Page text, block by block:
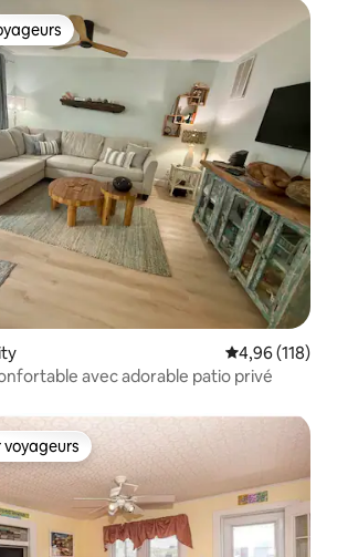
Note
4,96 (118)
avec adorable patio privé
parmi les plus aimés